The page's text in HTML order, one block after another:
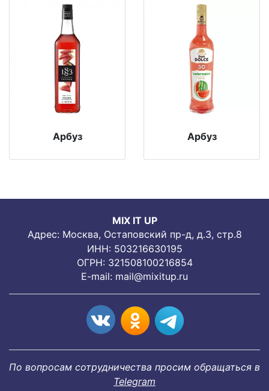
Арбуз Арбуз
MIX IT UP
Адрес: Москва, Остаповский пр-д, д.3, стр.8
ИНН: 503216630195
ОГРН: 321508100216854
E-mail: mail@mixitup.ru
По вопросам сотрудничества просим обращаться в
Telegram